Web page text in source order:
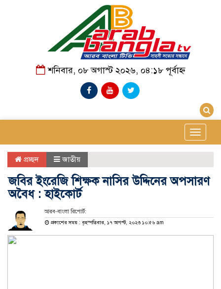
শনিবার, ০৮ অগাস্ট ২০২৬, ০৪:১৮ পূর্বাহ্ন
Toggle
প্রচ্ছদ জাতীয়
জবির ইংরেজি শিক্ষক নাসির উদ্দিনের অপসারণ
অবৈধ : হাইকোর্ট
আরব-বাংলা রিপোর্ট:
প্রকাশের সময় : বৃহস্পতিবার, ১৭ আগস্ট, ২০২৩ ১০:৫৬ am